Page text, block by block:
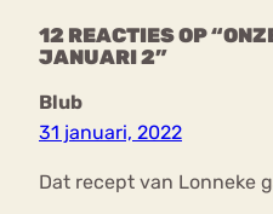
12 REACTIES OP
JANUARI 2”
Blub
31 januari, 2022
Dat recept van Lonneke